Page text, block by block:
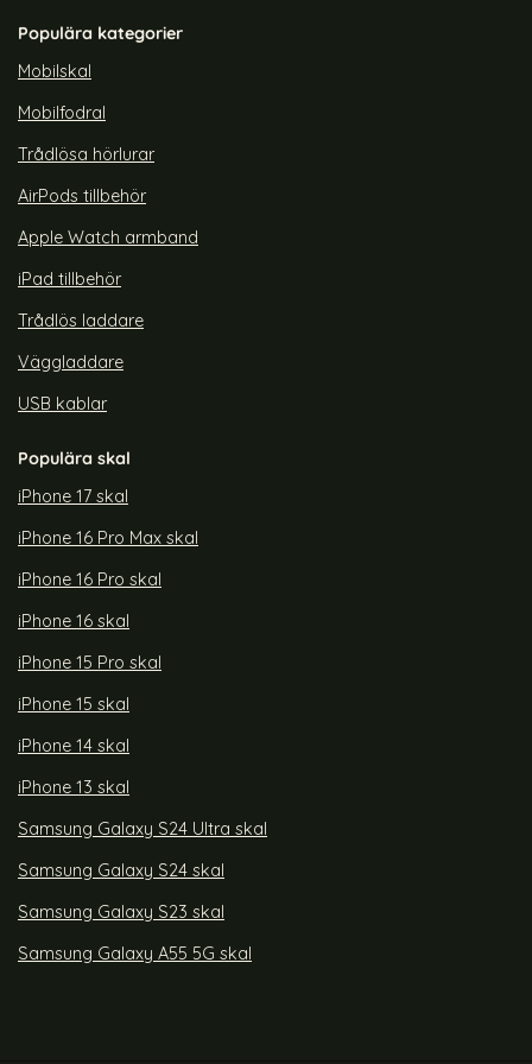
rea pris
129 kr
Tillgänglighet:
Lagervara
Populära kategorier
Mobilskal
Mobilfodral
Trådlösa hörlurar
AirPods tillbehör
Apple Watch armband
iPad tillbehör
Trådlös laddare
Väggladdare
USB kablar
Populära skal
iPhone 17 skal
iPhone 16 Pro Max skal
iPhone 16 Pro skal
iPhone 16 skal
iPhone 15 Pro skal
iPhone 15 skal
iPhone 14 skal
iPhone 13 skal
Samsung Galaxy S24 Ultra skal
Samsung Galaxy S24 skal
Samsung Galaxy S23 skal
Samsung Galaxy A55 5G skal